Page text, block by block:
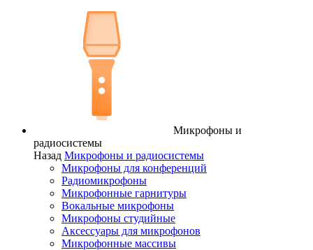
Микрофоны и
радиосистемы
Назад Микрофоны и радиосистемы
Микрофоны для конференций
Радиомикрофоны
Микрофонные гарнитуры
Вокальные микрофоны
Микрофоны студийные
Аксессуары для микрофонов
Микрофонные массивы